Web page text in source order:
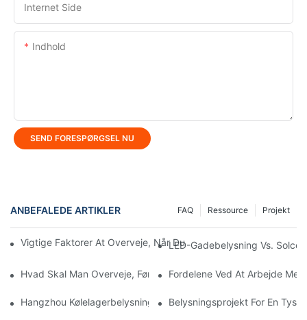
Internet Side
Indhold
SEND FORESPØRGSEL NU
ANBEFALEDE ARTIKLER Projekt
Ressource
FAQ
Vigtige Faktorer At Overveje, Når Du Vælger En Producent Af
LED-Gadebelysning Vs.
Hvad Skal Man Overveje, Før Man Køber LED Lineær Lys?
Fordelene Ved At Arbejde
Hangzhou Kølelagerbelysningsprojekt: KML's Tilpassede
Belysningsprojekt For En